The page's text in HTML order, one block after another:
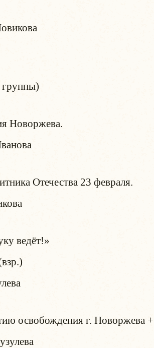
освобождения
Дню защитника
ведёт!»
освобождения г. Новоржева +